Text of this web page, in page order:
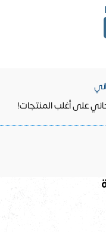
على أغلب المنتجات!